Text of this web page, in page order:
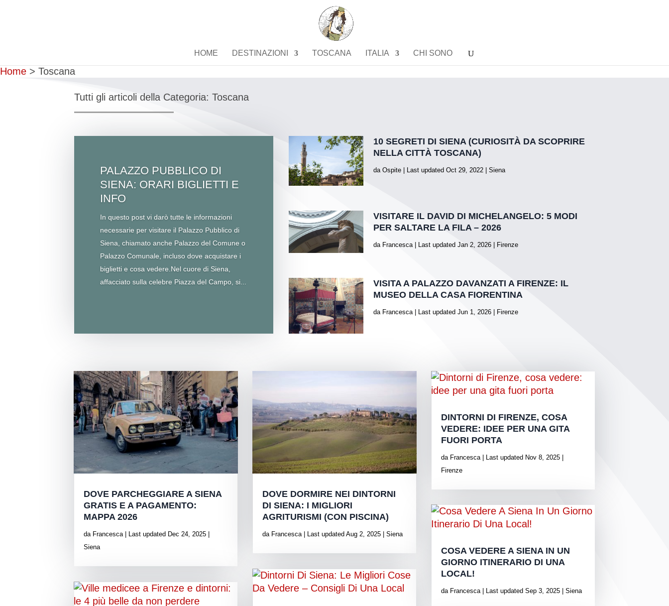
HOME DESTINAZIONI TOSCANA ITALIA CHI SONO
Home > Toscana
Tutti gli articoli della Categoria: Toscana
PALAZZO PUBBLICO DI
SIENA: ORARI BIGLIETTI E
INFO
In questo post vi darò tutte le informazioni
necessarie per visitare il Palazzo Pubblico di
Siena, chiamato anche Palazzo del Comune o
Palazzo Comunale, incluso dove acquistare i
biglietti e cosa vedere.Nel cuore di Siena,
affacciato sulla celebre Piazza del Campo, si...
10 SEGRETI DI SIENA (CURIOSITÀ DA SCOPRIRE
NELLA CITTÀ TOSCANA)
da Ospite| Last updated Oct 29, 2022| Siena
VISITARE IL DAVID DI MICHELANGELO: 5 MODI
PER SALTARE LA FILA – 2026
da Francesca| Last updated Jan 2, 2026| Firenze
VISITA A PALAZZO DAVANZATI A FIRENZE: IL
MUSEO DELLA CASA FIORENTINA
da Francesca| Last updated Jun 1, 2026| Firenze
DOVE PARCHEGGIARE A SIENA
GRATIS E A PAGAMENTO:
MAPPA 2026
da Francesca| Last updated Dec 24, 2025
Siena
DOVE DORMIRE NEI DINTORNI
DI SIENA: I MIGLIORI
AGRITURISMI (CON PISCINA)
da Francesca| Last updated Aug 2, 2025 |Siena
DINTORNI DI FIRENZE, COSA
VEDERE: IDEE PER UNA GITA
FUORI PORTA
da Francesca| Last updated Nov 8, 2025
Firenze
COSA VEDERE A SIENA IN UN
GIORNO ITINERARIO DI UNA
LOCAL!
da Francesca| Last updated Sep 3, 2025 |Siena